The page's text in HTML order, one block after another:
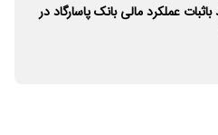
عملکرد مالی بانک پاسارگاد در